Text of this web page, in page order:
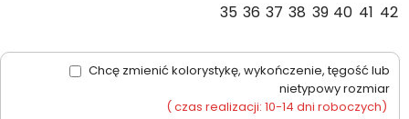
35 36 37 38 39 40 41 42
Chcę zmienić kolorystykę, wykończenie, tęgość lub
nietypowy rozmiar
( czas realizacji: 10-14 dni roboczych)